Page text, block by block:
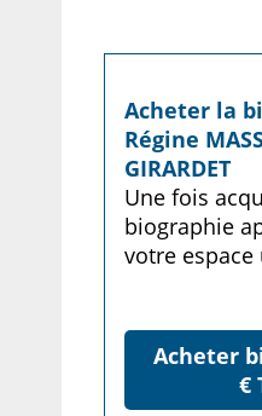
Acheter la
Régine
GIRARDET
Une fois
biographie
votre
Acheter
€